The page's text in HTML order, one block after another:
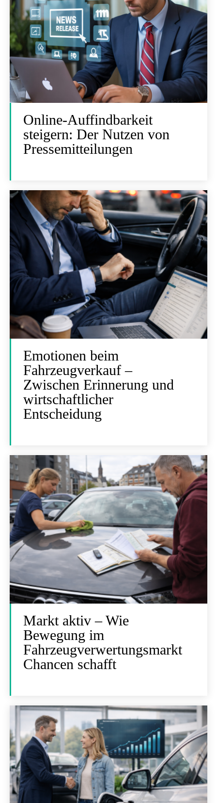
Online-Auffindbarkeit
steigern: Der Nutzen von
Pressemitteilungen
Emotionen beim
Fahrzeugverkauf –
Zwischen Erinnerung und
wirtschaftlicher
Entscheidung
Markt aktiv – Wie
Bewegung im
Fahrzeugverwertungsmarkt
Chancen schafft